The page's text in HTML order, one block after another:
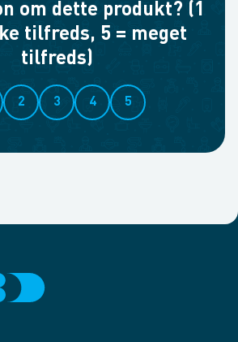
om dette produkt? (1
tilfreds, 5 = meget
tilfreds)
2 3 4 5